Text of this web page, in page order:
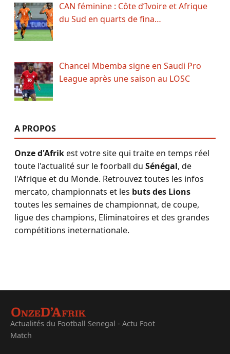
CAN féminine : Côte d’Ivoire et Afrique
du Sud en quarts de fina…
Chancel Mbemba signe en Saudi Pro
League après une saison au LOSC
A PROPOS
Onze d'Afrikest votre site qui traite en temps réel
toute l'actualité sur le foorball du Sénégal, de
l'Afrique et du Monde. Retrouvez toutes les infos
mercato, championnats et les buts des Lions
toutes les semaines de championnat, de coupe,
ligue des champions, Eliminatoires et des grandes
compétitions ineternationale.
Actualités du Football Senegal - Actu Foot
Match